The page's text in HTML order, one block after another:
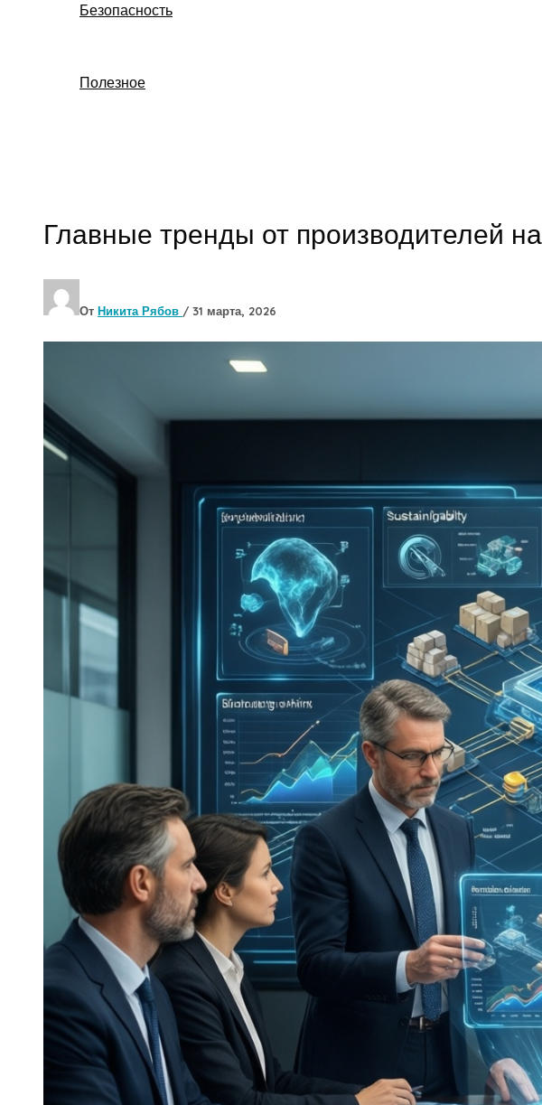
Безопасность
Полезное
Главные тренды от производителей
От Никита Рябов / 31 марта, 2026